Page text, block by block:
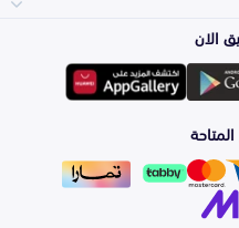
الان